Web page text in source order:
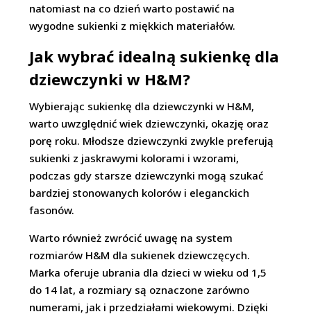
natomiast na co dzień warto postawić na
wygodne sukienki z miękkich materiałów.
Jak wybrać idealną sukienkę dla
dziewczynki w H&M?
Wybierając sukienkę dla dziewczynki w H&M,
warto uwzględnić wiek dziewczynki, okazję oraz
porę roku. Młodsze dziewczynki zwykle preferują
sukienki z jaskrawymi kolorami i wzorami,
podczas gdy starsze dziewczynki mogą szukać
bardziej stonowanych kolorów i eleganckich
fasonów.
Warto również zwrócić uwagę na system
rozmiarów H&M dla sukienek dziewczęcych.
Marka oferuje ubrania dla dzieci w wieku od 1,5
do 14 lat, a rozmiary są oznaczone zarówno
numerami, jak i przedziałami wiekowymi. Dzięki